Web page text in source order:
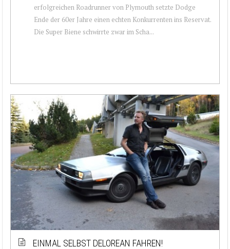
erfolgreichen Roadrunner von Plymouth setzte Dodge
Ende der 60er Jahre einen echten Konkurrenten ins Reservat.
Die Super Biene schwirrte zwar im Scha...
EINMAL SELBST DELOREAN FAHREN!